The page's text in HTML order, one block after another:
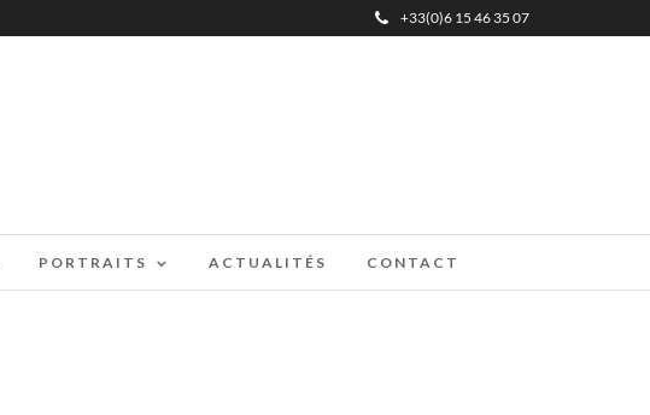
+33(0)6 15 46 35 07
PORTRAITS ACTUALITÉS CONTACT